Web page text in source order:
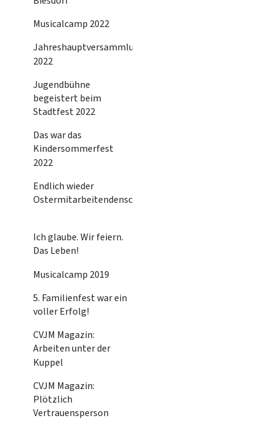
Musicalcamp 2022
Jahreshauptversammlung
2022
Jugendbühne
begeistert beim
Stadtfest 2022
Das war das
Kindersommerfest
2022
Endlich wieder
Ostermitarbeitendenschulung!
Ich glaube. Wir feiern.
Das Leben!
Musicalcamp 2019
5. Familienfest war ein
voller Erfolg!
CVJM Magazin:
Arbeiten unter der
Kuppel
CVJM Magazin:
Plötzlich
Vertrauensperson